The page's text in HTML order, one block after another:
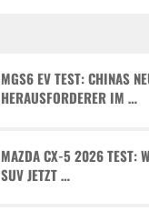
MGS6 EV TEST: CHINAS
HERAUSFORDERER IM …
MAZDA CX-5 2026 TEST:
SUV JETZT …